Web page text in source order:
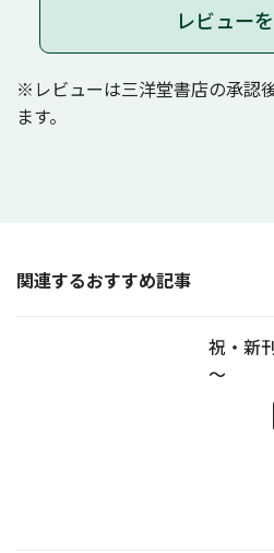
レビュー
※レビューは三洋堂書店の承認
ます。
関連するおすすめ記事
祝・新
～